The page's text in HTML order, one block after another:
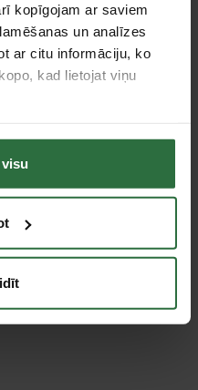
kopīgojam ar saviem
un analīzes
ar citu informāciju, ko
kad lietojat viņu
interesējās par...